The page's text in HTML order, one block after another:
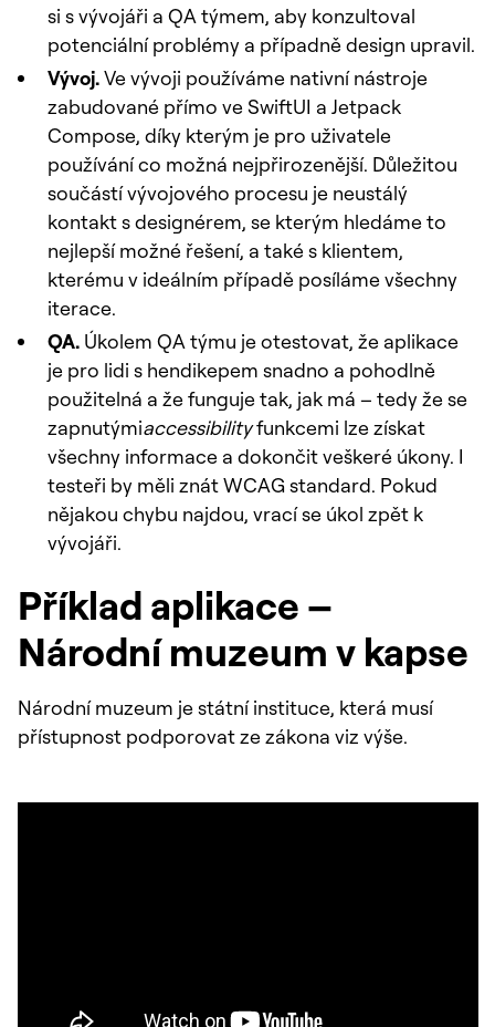
si s vývojáři a QA týmem, aby konzultoval
potenciální problémy a případně design upravil.
Vývoj.Ve vývoji používáme nativní nástroje
zabudované přímo ve SwiftUI a Jetpack
Compose, díky kterým je pro uživatele
používání co možná nejpřirozenější. Důležitou
součástí vývojového procesu je neustálý
kontakt s designérem, se kterým hledáme to
nejlepší možné řešení, a také s klientem,
kterému v ideálním případě posíláme všechny
iterace.
QA. Úkolem QA týmu je otestovat, že aplikace
je pro lidi s hendikepem snadno a pohodlně
použitelná a že funguje tak, jak má – tedy že se
zapnutýmiaccessibilityfunkcemi lze získat
všechny informace a dokončit veškeré úkony. I
testeři by měli znát WCAG standard. Pokud
nějakou chybu najdou, vrací se úkol zpět k
vývojáři.
Příklad aplikace –
Národní muzeum v kapse
Národní muzeum je státní instituce, která musí
přístupnost podporovat ze zákona viz výše.